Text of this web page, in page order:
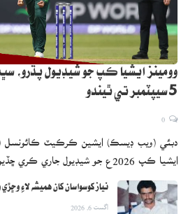
وومينز ايشيا ڪپ جو شيڊيول پڌرو،
5 سيپٽمبر تي ٿيندو
دبئي (ويب ڊيسڪ) ايشين ڪرڪيٽ ڪائونسل
ايشيا ڪپ 2026ع جو شيڊيول جاري ڪري ڇڏيو آهي، جنهن…
نياز کوسواسان کان هميشه لاءِ وڇڙي
اگست 6, 2026